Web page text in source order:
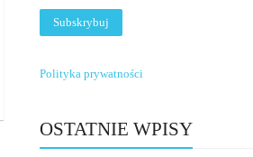
Polityka prywatności
OSTATNIE WPISY